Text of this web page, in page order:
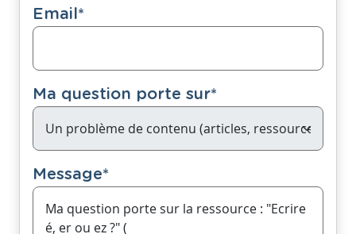
Email*
Ma question porte sur*
Message*